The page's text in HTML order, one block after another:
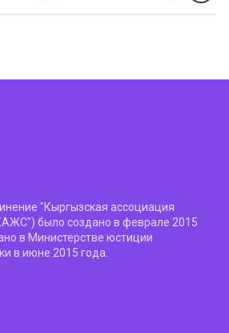
"Кыргызская ассоциация
было создано в феврале 2015
в Министерстве юстиции
в июне 2015 года.